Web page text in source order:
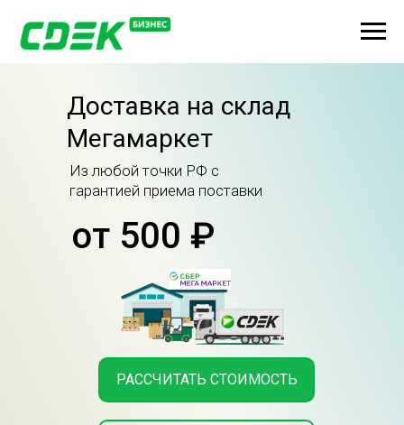
Доставка на склад
Мегамаркет
РАССЧИТАТЬ СТОИМОСТЬ
Из любой точки РФ с
гарантией приема поставки
от 500 ₽